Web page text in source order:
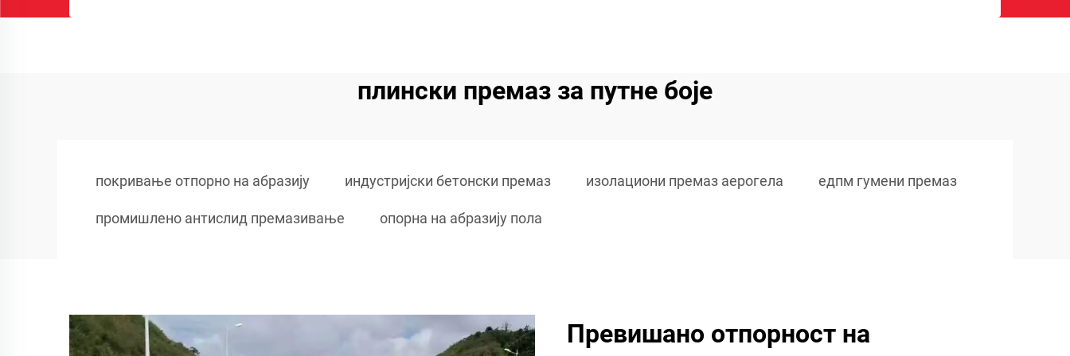
плински премаз за путне боје
покривање отпорно на абразију индустријски бетонски премаз изолациони премаз аерогела едпм гумени премаз
промишлено антислид премазивање опорна на абразију пола
Превишано отпорност на